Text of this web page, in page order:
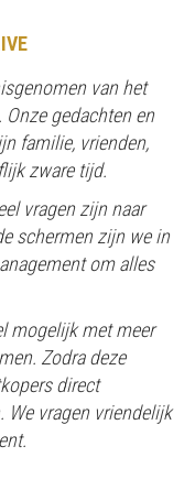
van het
gedachten en
familie, vrienden,
zware tijd.
vragen zijn naar
schermen zijn we in
om alles
mogelijk met meer
Zodra deze
direct
We vragen vriendelijk